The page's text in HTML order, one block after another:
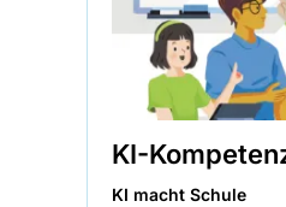
KI-
KI macht Schule